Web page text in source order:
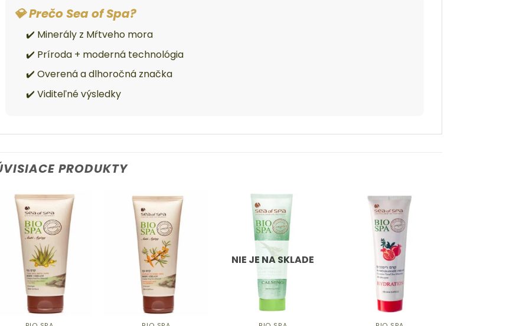
💎 Prečo Sea of Spa?
✔️ Minerály z Mŕtveho mora
✔️ Príroda + moderná technológia
✔️ Overená a dlhoročná značka
✔️ Viditeľné výsledky
PRODUKTY
NIE JE NA SKLADE